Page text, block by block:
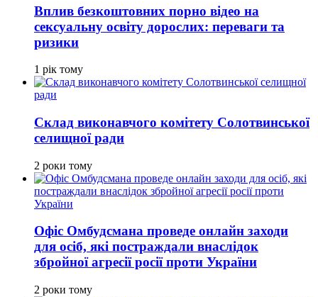
Вплив безкоштовних порно відео на
сексуальну освіту дорослих: переваги та
ризики
1 рік тому
Склад виконавчого комітету Солотвинської
селищної ради
2 роки тому
Офіс Омбудсмана проведе онлайн заходи
для осіб, які постраждали внаслідок
збройної агресії росії проти України
2 роки тому